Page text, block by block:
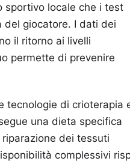
sportivo locale che i test
del giocatore. I dati dei
il ritorno ai livelli
permette di prevenire
tecnologie di crioterapia
una dieta specifica
dei tessuti
complessivi